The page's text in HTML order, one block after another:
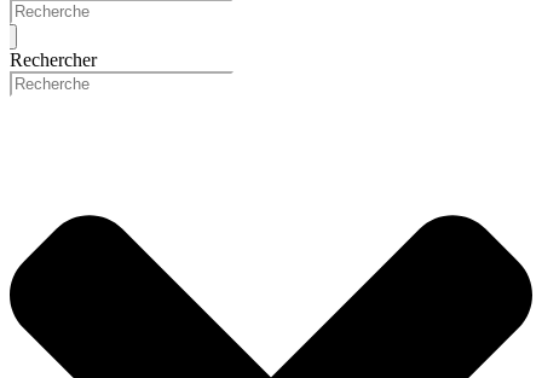
Rechercher